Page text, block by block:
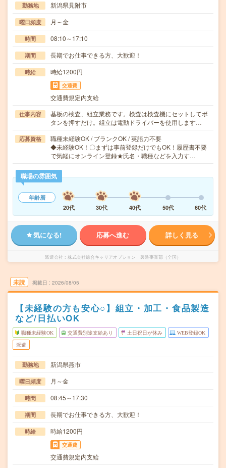
勤務地 新潟県見附市
曜日頻度 月～金
時間 08:10～17:10
期間 長期でお仕事できる方、大歓迎！
時給 時給1200円
交通費
交通費規定内支給
仕事内容
基板の検査、組立業務です。検査は検査機にセットしてボ
タンを押すだけ。組立は電動ドライバーを使用します…
応募資格
職種未経験OK / ブランクOK / 英語力不要
◆未経験OK！〇まずは事前登録だけでもOK！履歴書不要
で気軽にオンライン登録★氏名・職種などを入力す…
職場の雰囲気
年齢層
20代
30代 40代 50代 60代
気になる! 応募へ進む 詳しく見る
派遣会社 株式会社綜合キャリアオプション 製造事業部（全国）
未読 掲載日 2026/08/05
【未経験の方も安心○】組立・加工・食品製造
など/日払いOK
職種未経験OK 交通費別途支給あり 土日祝日が休み WEB登録OK
派遣
勤務地 新潟県燕市
曜日頻度 月～金
時間 08:45～17:30
期間 長期でお仕事できる方、大歓迎！
時給 時給1200円
交通費
交通費規定内支給